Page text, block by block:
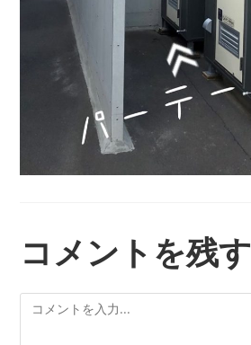
コメントを残す